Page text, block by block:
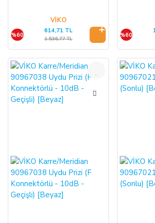
VİKO
%60
614,71 TL
1.536,77 TL
%60
%60 %60